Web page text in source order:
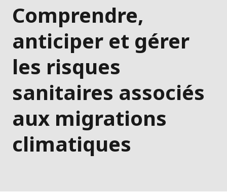
Comprendre,
anticiper et gérer
les risques
sanitaires associés
aux migrations
climatiques